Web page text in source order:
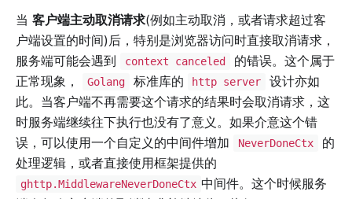
当 客户端主动取消请求(例如主动取消，或者请求超过客
户端设置的时间)后，特别是浏览器访问时直接取消请求，
服务端可能会遇到
context canceled
的错误。这个属于
正常现象，
Golang 标准库的 http server
设计亦如
此。当客户端不再需要这个请求的结果时会取消请求，这
时服务端继续往下执行也没有了意义。如果介意这个错
误，可以使用一个自定义的中间件增加
NeverDoneCtx
的
处理逻辑，或者直接使用框架提供的
ghttp.MiddlewareNeverDoneCtx 中间件。这个时候服务